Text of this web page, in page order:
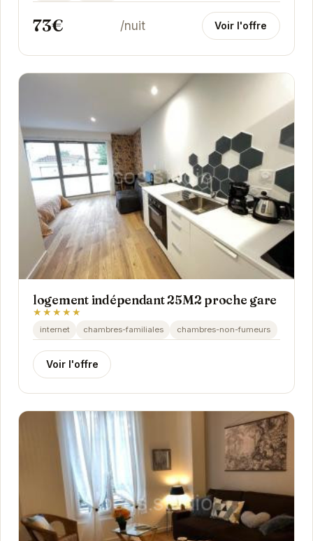
permet...
73€ /nuit Voir l'offre
logement indépendant 25M2 proche gare
★★★★★
internet chambres-familiales chambres-non-fumeurs
Voir l'offre